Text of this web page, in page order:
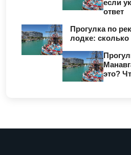
если
ответ
Прогулка по
лодке: сколько
это?